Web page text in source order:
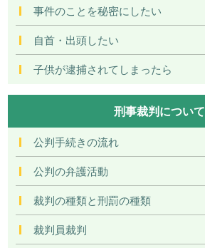
事件のことを秘密にしたい
自首・出頭したい
子供が逮捕されてしまったら
刑事裁判について
公判手続きの流れ
公判の弁護活動
裁判の種類と刑罰の種類
裁判員裁判